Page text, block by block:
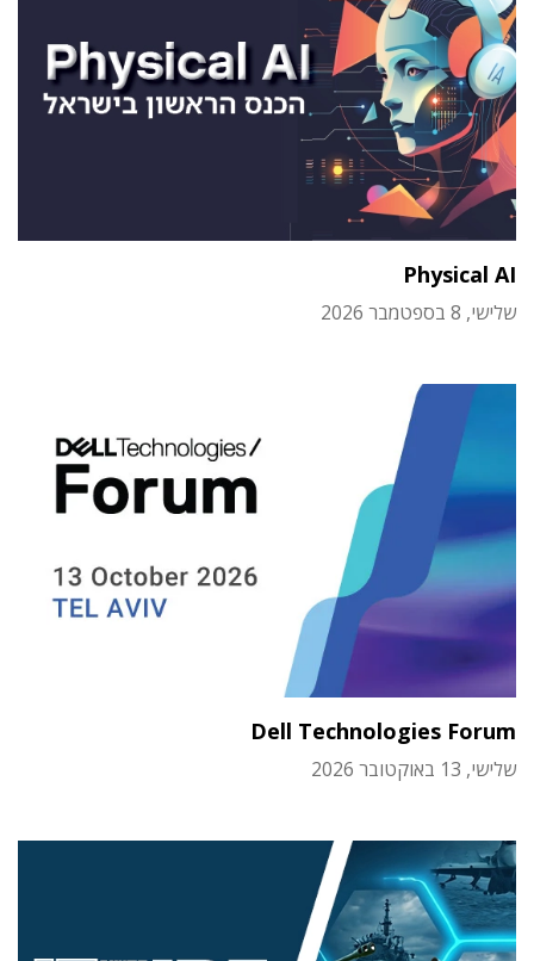
Physical AI
שלישי, 8 בספטמבר 2026
Dell Technologies Forum
שלישי, 13 באוקטובר 2026